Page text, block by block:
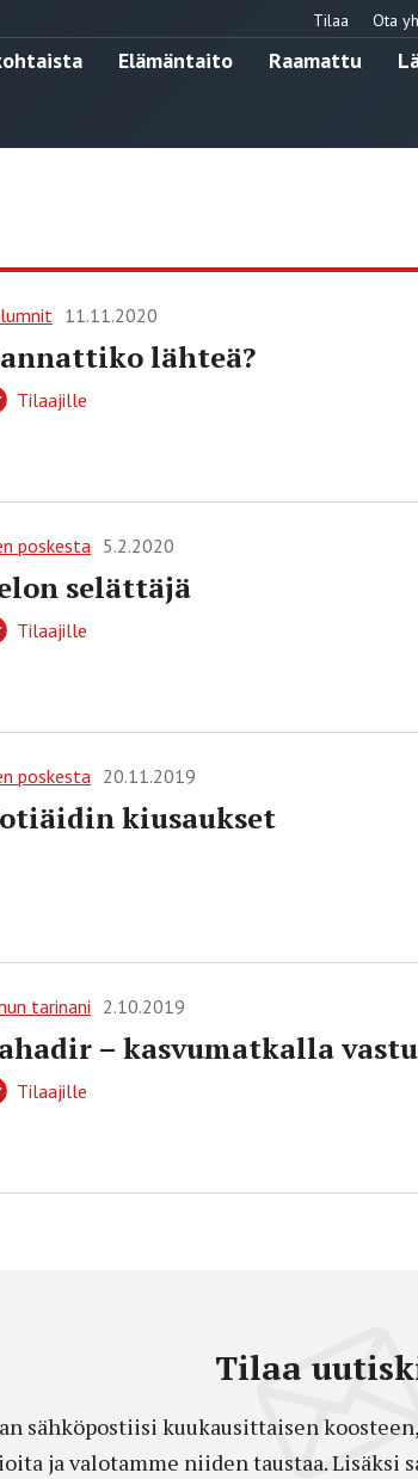
Tilaa Ota
Elämäntaito Raamattu
11.11.2020
lähteä?
Tilaajille
poskesta 5.2.2020
selättäjä
Tilaajille
poskesta 20.11.2019
kiusaukset
tarinani 2.10.2019
– kasvumatkalla
Tilaajille
Tilaa
sähköpostiisi kuukausittaisen
ja valotamme niiden taustaa.